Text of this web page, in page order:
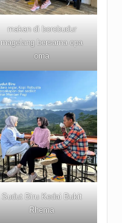
makan di borobudur
magelang bersama opa
oma
Sudut Biru Kedai Bukit
Rhema